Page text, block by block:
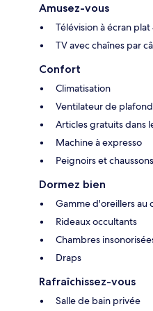
Amusez-vous
Télévision à écran
TV avec chaînes par
Confort
Climatisation
Ventilateur de plafond
Articles gratuits dans
Machine à expresso
Peignoirs et chaussons
Dormez bien
Gamme d'oreillers au
Rideaux occultants
Chambres
Draps
Rafraîchissez-vous
Salle de bain privée